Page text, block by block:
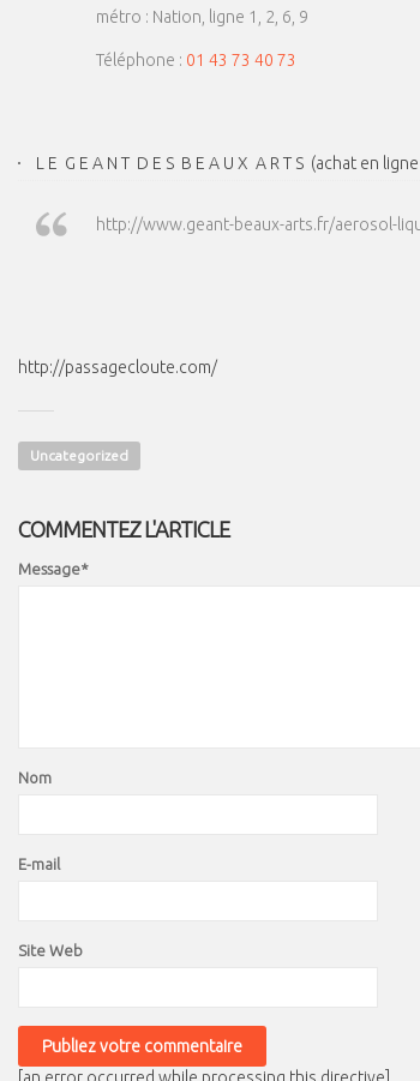
métro : Nation, ligne 1, 2, 6, 9
Téléphone : 01 43 73 40 73
L E G E A N T D E S B E A U X A R T S (achat en
http://www.geant-beaux-arts.fr/aerosol-
http://passagecloute.com/
Uncategorized
COMMENTEZ L'ARTICLE
Message*
Nom
E-mail
Site Web